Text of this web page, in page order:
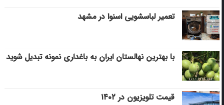
تعمیر لباسشویی اسنوا در مشهد
با بهترین نهالستان ایران به باغداری نمونه تبدیل شوید
قیمت تلویزیون در ۱۴۰۲